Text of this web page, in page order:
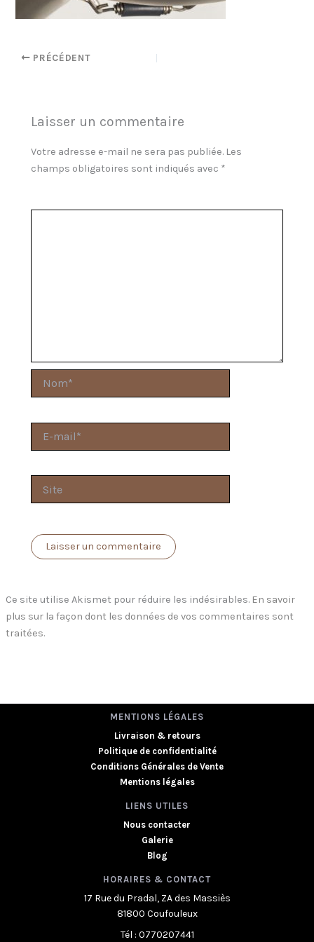
PRÉCÉDENT
Laisser un commentaire
Votre adresse e-mail ne sera pas publiée. Les
champs obligatoires sont indiqués avec *
mail*
Ce site utilise Akismet pour réduire les indésirables. En savoir
plus sur la façon dont les données de vos commentaires sont
traitées.
MENTIONS LÉGALES
Livraison & retours
Politique de confidentialité
Conditions Générales de Vente
Mentions légales
LIENS UTILES
Nous contacter
Galerie
Blog
HORAIRES & CONTACT
17 Rue du Pradal, ZA des Massiès
81800 Coufouleux
Tél : 0770207441